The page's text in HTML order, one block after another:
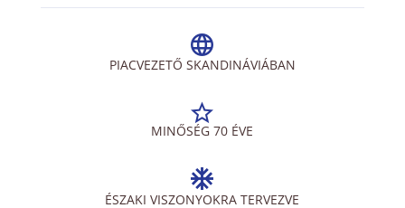
PIACVEZETŐ SKANDINÁVIÁBAN
MINŐSÉG 70 ÉVE
ÉSZAKI VISZONYOKRA TERVEZVE